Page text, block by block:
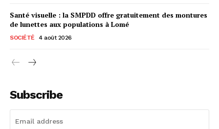
Santé visuelle : la SMPDD offre gratuitement des montures
de lunettes aux populations à Lomé
SOCIÉTÉ 4 août 2026
Subscribe